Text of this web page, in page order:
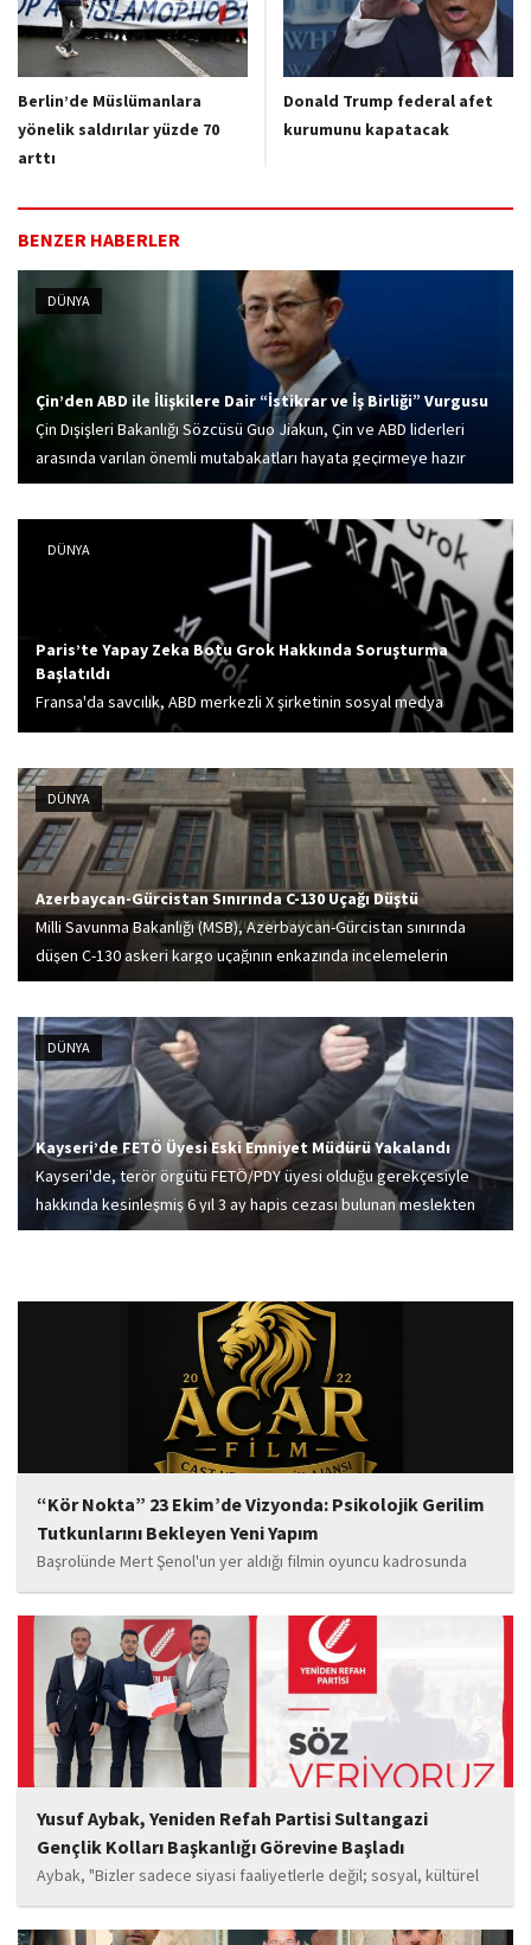
Berlin’de Müslümanlara
yönelik saldırılar yüzde 70
arttı
Donald Trump federal afet
kurumunu kapatacak
BENZER HABERLER
DÜNYA
Çin’den ABD ile İlişkilere Dair “İstikrar ve İş Birliği” Vurgusu
Çin Dışişleri Bakanlığı Sözcüsü Guo Jiakun, Çin ve ABD liderleri
arasında varılan önemli mutabakatları hayata geçirmeye hazır
olduklarını bildirdi.
DÜNYA
Paris’te Yapay Zeka Botu Grok Hakkında Soruşturma
Başlatıldı
Fransa'da savcılık, ABD merkezli X şirketinin sosyal medya
platformuna yönelik soruşturmaya, Yahudi soykırımını inkar eden
edildiğini açıkladı.
DÜNYA
Azerbaycan-Gürcistan Sınırında C-130 Uçağı Düştü
Milli Savunma Bakanlığı (MSB), Azerbaycan-Gürcistan sınırında
düşen C-130 askeri kargo uçağının enkazında incelemelerin
devam ettiğini açıkladı.
DÜNYA
Kayseri’de FETÖ Üyesi Eski Emniyet Müdürü Yakalandı
Kayseri'de, terör örgütü FETÖ/PDY üyesi olduğu gerekçesiyle
hakkında kesinleşmiş 6 yıl 3 ay hapis cezası bulunan meslekten
ihraç emniyet müdürü N.M.T. (54), polis tarafından yakalandı.
“Kör Nokta” 23 Ekim’de Vizyonda: Psikolojik Gerilim
Tutkunlarını Bekleyen Yeni Yapım
Başrolünde Mert Şenol'un yer aldığı filmin oyuncu kadrosunda
Esma Kıyanç, Ayşe Aktaş, Berna Kıyanç, Gökay Alpaslan Şahin,
Sema Yaldıran, Sıla Altıntaş, İsmail Akkoç, Celal Acar ve çocuk
oyuncu Görkem Akyol...
Yusuf Aybak, Yeniden Refah Partisi Sultangazi
Gençlik Kolları Başkanlığı Görevine Başladı
Aybak, "Bizler sadece siyasi faaliyetlerle değil; sosyal, kültürel
ve manevi değerleri güçlendiren çalışmalarla da gençlerimizin
yanında olacağız. Sultangazi'de birlik ve beraberlik ruhunu daha